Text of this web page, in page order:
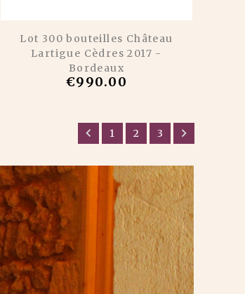
Lot 300 bouteilles Château
Lartigue Cèdres 2017 -
Bordeaux
€990.00
 1 2 3 